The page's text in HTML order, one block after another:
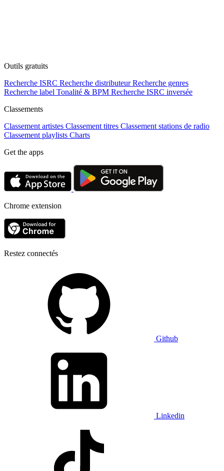
Outils gratuits
Recherche ISRC Recherche distributeur Recherche genres
Recherche label Tonalité & BPM Recherche ISRC inversée
Classements
Classement artistes Classement titres Classement stations de radio
Classement playlists Charts
Get the apps
Chrome extension
Restez connectés
Github
Linkedin